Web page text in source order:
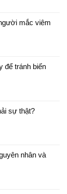
mắc viêm
để tránh biến
sự thật?
nhân và